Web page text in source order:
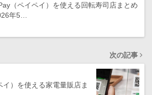
（ペイペイ）を使える回転寿司店まとめ
年5…
次の記事
）を使える家電量販店ま